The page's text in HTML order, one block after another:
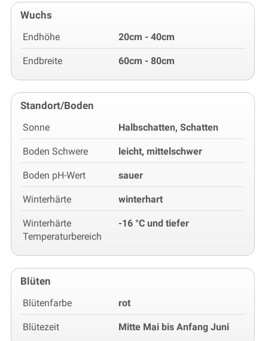
Wuchs
Endhöhe 20cm - 40cm
Endbreite 60cm - 80cm
Standort/Boden
Sonne Halbschatten, Schatten
Boden Schwere leicht, mittelschwer
Boden pH-Wert sauer
Winterhärte winterhart
Winterhärte
Temperaturbereich
-16 °C und tiefer
Blüten
Blütenfarbe rot
Blütezeit Mitte Mai bis Anfang Juni